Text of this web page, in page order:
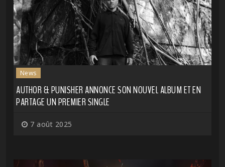
News
AUTHOR & PUNISHER ANNONCE SON NOUVEL ALBUM ET EN
PARTAGE UN PREMIER SINGLE
7 août 2025